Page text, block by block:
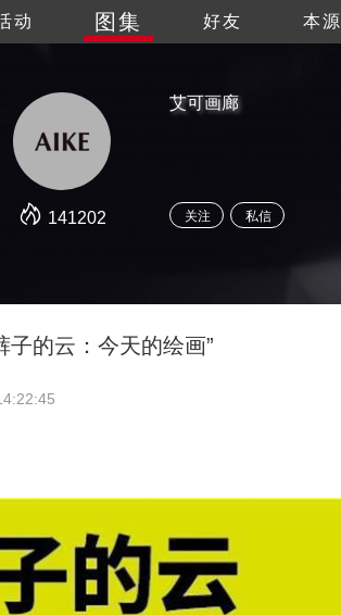
动 图集 好友 本源
141202
艾可画廊
关注 私信
子的云：今天的绘画”